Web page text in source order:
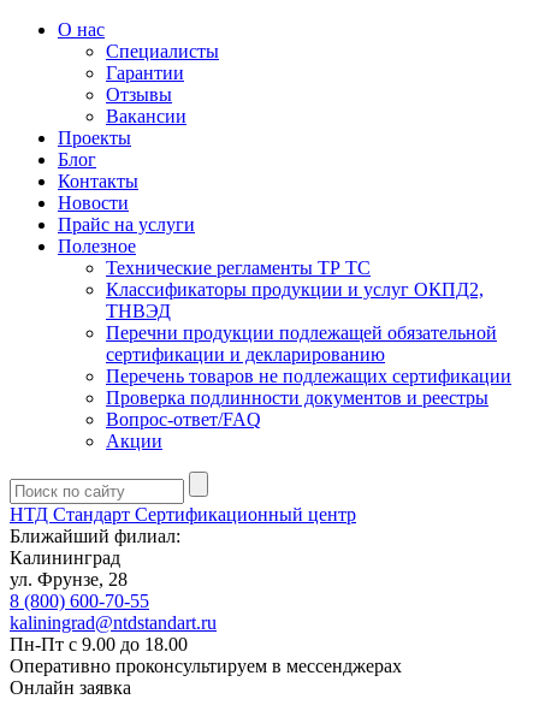
О нас
Специалисты
Гарантии
Отзывы
Вакансии
Проекты
Блог
Контакты
Новости
Прайс на услуги
Полезное
Технические регламенты ТР ТС
Классификаторы продукции и услуг ОКПД2,
ТНВЭД
Перечни продукции подлежащей обязательной
сертификации и декларированию
Перечень товаров не подлежащих сертификации
Проверка подлинности документов и реестры
Вопрос-ответ/FAQ
Акции
НТД Стандарт Сертификационный центр
Ближайший филиал:
Калининград
ул. Фрунзе, 28
8 (800) 600-70-55
kaliningrad@ntdstandart.ru
Пн-Пт с 9.00 до 18.00
Оперативно проконсультируем в мессенджерах
Онлайн заявка